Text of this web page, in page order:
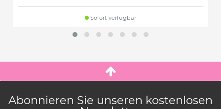
Sofort verfügbar
Abonnieren Sie unseren kostenlosen